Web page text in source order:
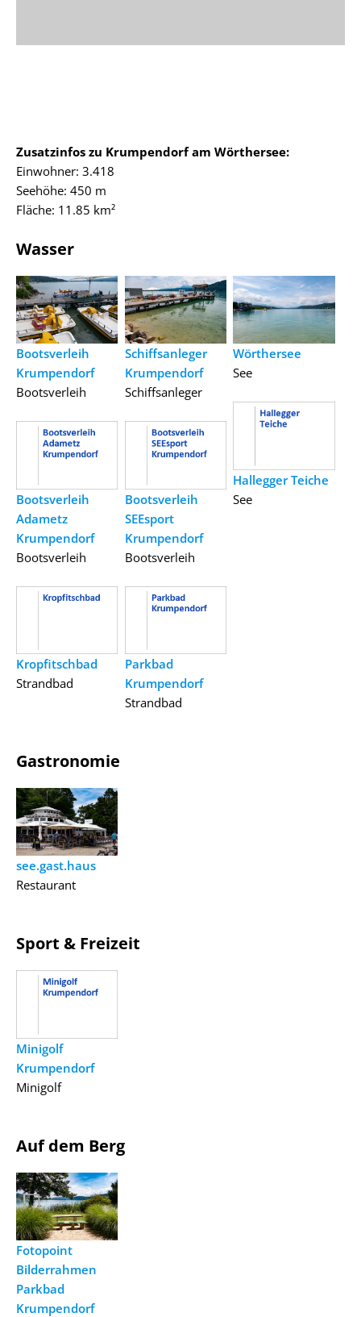
Zusatzinfos zu Krumpendorf am Wörthersee:
Einwohner: 3.418
Seehöhe: 450 m
Fläche: 11.85 km²
Wasser
Bootsverleih
Krumpendorf
Bootsverleih
Bootsverleih
Adametz
Krumpendorf
Bootsverleih
Kropfitschbad
Strandbad
Schiffsanleger
Krumpendorf
Schiffsanleger
Bootsverleih
SEEsport
Krumpendorf
Bootsverleih
Parkbad
Krumpendorf
Strandbad
Wörthersee
See
Hallegger Teiche
See
Gastronomie
see.gast.haus
Restaurant
Sport & Freizeit
Minigolf
Krumpendorf
Minigolf
Auf dem Berg
Fotopoint
Bilderrahmen
Parkbad
Krumpendorf